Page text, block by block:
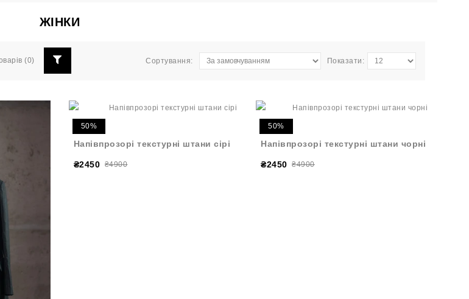
ЖІНКИ
(0) Сортування: Показати:
50%
Напівпрозорі текстурні штани сірі
₴2450 ₴4900
50%
Напівпрозорі текстурні штани чорні
₴2450 ₴4900